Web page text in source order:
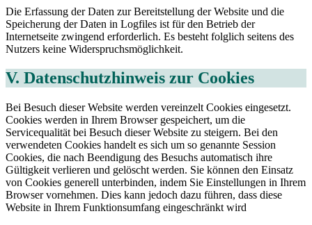
Die Erfassung der Daten zur Bereitstellung der Website und die
Speicherung der Daten in Logfiles ist für den Betrieb der
Internetseite zwingend erforderlich. Es besteht folglich seitens des
Nutzers keine Widerspruchsmöglichkeit.
V. Datenschutzhinweis zur Cookies
Bei Besuch dieser Website werden vereinzelt Cookies eingesetzt.
Cookies werden in Ihrem Browser gespeichert, um die
Servicequalität bei Besuch dieser Website zu steigern. Bei den
verwendeten Cookies handelt es sich um so genannte Session
Cookies, die nach Beendigung des Besuchs automatisch ihre
Gültigkeit verlieren und gelöscht werden. Sie können den Einsatz
von Cookies generell unterbinden, indem Sie Einstellungen in Ihrem
Browser vornehmen. Dies kann jedoch dazu führen, dass diese
Website in Ihrem Funktionsumfang eingeschränkt wird